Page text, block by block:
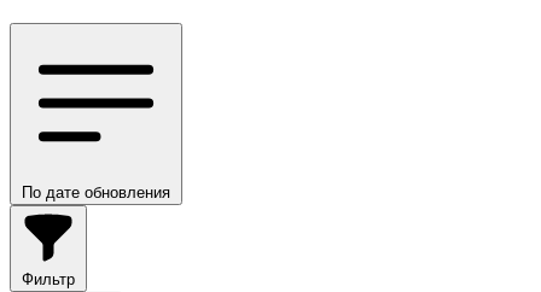
По дате обновления
Фильтр